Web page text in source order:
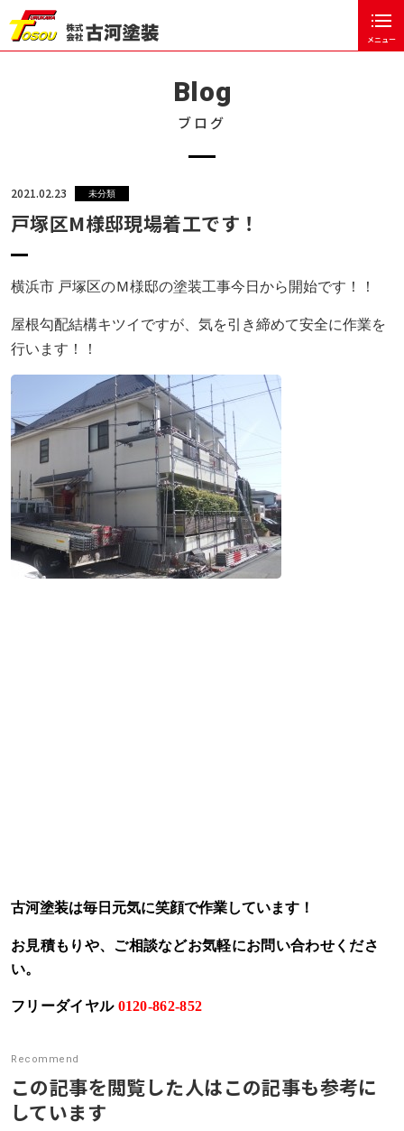
メニュー
閉じる
お客様の声
塗装のポイント
ブログ
お知らせ
ブログ
現場レポート
定期点検
未分類
採用情報
Blog
ブログ
2021.02.23 未分類
戸塚区M様邸現場着工です！
横浜市 戸塚区のＭ様邸の塗装工事今日から開始です！！
屋根勾配結構キツイですが、気を引き締めて安全に作業を
行います！！
古河塗装は毎日元気に笑顔で作業しています！
お見積もりや、ご相談などお気軽にお問い合わせくださ
い。
フリーダイヤル 0120-862-852
Recommend
この記事を閲覧した人はこの記事も参考に
しています